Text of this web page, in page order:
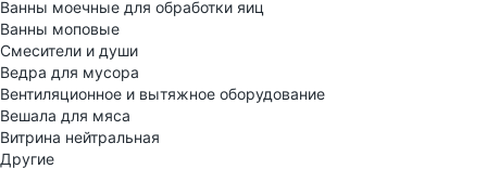
Ванны моечные для обработки яиц
Ванны моповые
Смесители и души
Ведра для мусора
Вентиляционное и вытяжное оборудование
Вешала для мяса
Витрина нейтральная
Другие